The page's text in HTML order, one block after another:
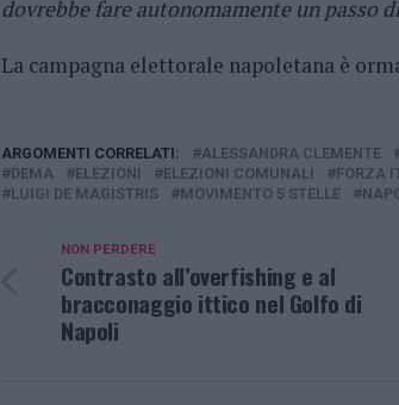
dovrebbe fare autonomamente un passo
La campagna elettorale napoletana è
ARGOMENTI CORRELATI: ALESSANDRA CLEMENTE
DEMA
ELEZIONI ELEZIONI COMUNALI FORZA
LUIGI DE MAGISTRIS
MOVIMENTO 5 STELLE
NON PERDERE
Contrasto all’overfishing e al
bracconaggio ittico nel Golfo di
Napoli